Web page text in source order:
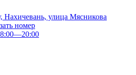
Нахичевань, улица Мясникова
номер